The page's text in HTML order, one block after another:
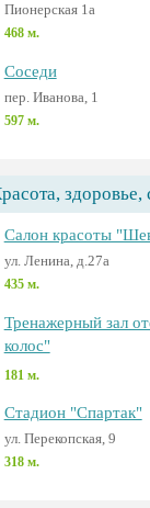
Пионерская 1а
468 м.
Соседи
пер. Иванова, 1
597 м.
здоровье,
Салон красоты
ул. Ленина, д.27а
435 м.
Тренажерный зал
колос"
181 м.
Стадион "Спартак"
ул. Перекопская, 9
318 м.